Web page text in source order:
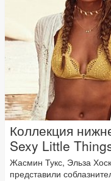
Коллекция
Sexy Little
Жасмин Тукс, Эльза
представили